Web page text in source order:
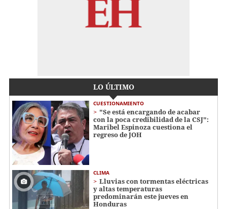
LO ÚLTIMO
CUESTIONAMIENTO
"Se está encargando de acabar
con la poca credibilidad de la CSJ":
Maribel Espinoza cuestiona el
regreso de JOH
CLIMA
Lluvias con tormentas eléctricas
y altas temperaturas
predominarán este jueves en
Honduras